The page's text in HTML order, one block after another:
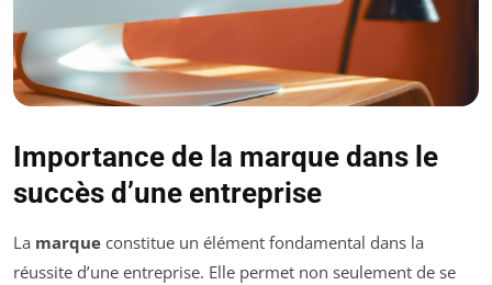
Importance de la marque dans le
succès d’une entreprise
La marque constitue un élément fondamental dans la
réussite d’une entreprise. Elle permet non seulement de se